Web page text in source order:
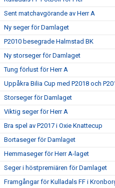
Sent matchavgörande av Herr A
Ny seger för Damlaget
P2010 besegrade Halmstad BK
Ny storseger för Damlaget
Tung förlust för Herr A
Uppåkra Bilia Cup med P2018 och
Storseger för Damlaget
Viktig seger för Herr A
Bra spel av P2017 i Oxie Knattecup
Bortaseger för Damlaget
Hemmaseger för Herr A-laget
Seger i höstpremiären för Damlaget
Framgångar för Kulladals FF i